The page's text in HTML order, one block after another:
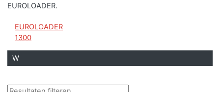
EUROLOADER.
EUROLOADER
1300
W